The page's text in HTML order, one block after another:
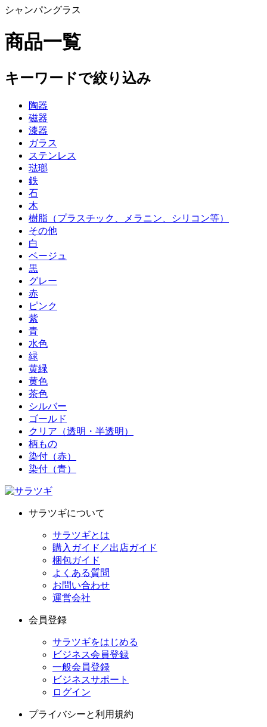
シャンパングラス
商品一覧
キーワードで絞り込み
陶器
磁器
漆器
ガラス
ステンレス
琺瑯
鉄
石
木
樹脂（プラスチック、メラニン、シリコン等）
その他
白
ベージュ
黒
グレー
赤
ピンク
紫
青
水色
緑
黄緑
黄色
茶色
シルバー
ゴールド
クリア（透明・半透明）
柄もの
染付（赤）
染付（青）
サラツギについて
サラツギとは
購入ガイド／出店ガイド
梱包ガイド
よくある質問
お問い合わせ
運営会社
会員登録
サラツギをはじめる
ビジネス会員登録
一般会員登録
ビジネスサポート
ログイン
プライバシーと利用規約